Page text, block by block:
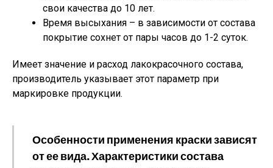
свои качества до 10 лет.
Время высыхания – в зависимости от состава
покрытие сохнет от пары часов до 1-2 суток.
Имеет значение и расход лакокрасочного состава,
производитель указывает этот параметр при
маркировке продукции.
Особенности применения краски зависят
от ее вида. Характеристики состава